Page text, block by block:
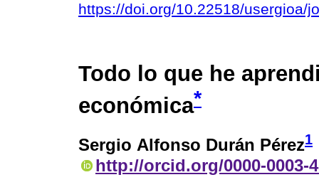
https://doi.org/10.22518/usergioa/
Todo lo que he
económica*
Sergio Alfonso Durán Pérez1
http://orcid.org/0000-0003-